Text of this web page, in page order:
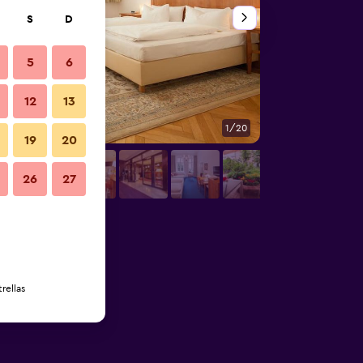
1/20
S D
5 6
12 13
19 20
26 27